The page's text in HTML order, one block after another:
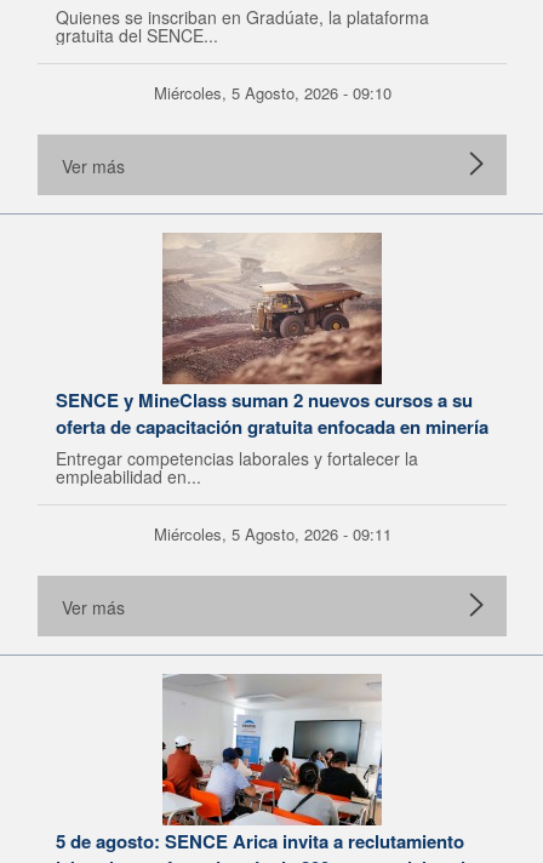
Quienes se inscriban en Gradúate, la plataforma
gratuita del SENCE...
Miércoles, 5 Agosto, 2026 - 09:10
Ver más
SENCE y MineClass suman 2 nuevos cursos a su
oferta de capacitación gratuita enfocada en minería
Entregar competencias laborales y fortalecer la
empleabilidad en...
Miércoles, 5 Agosto, 2026 - 09:11
Ver más
5 de agosto: SENCE Arica invita a reclutamiento